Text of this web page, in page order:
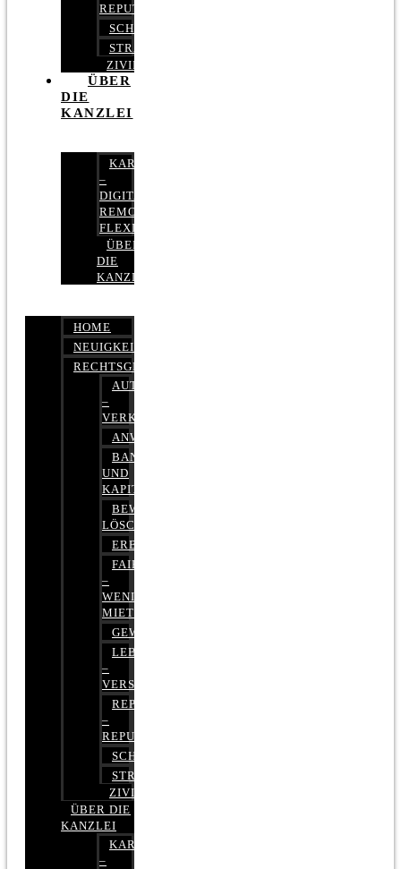
REPUTATIONSMANAGEMENT
SCHUFARECHT
STRAFRECHT
ZIVILRECHT
ÜBER
DIE
KANZLEI
KARRIERE
–
DIGITAL,
REMOTE,
FLEXIBEL
ÜBER
DIE
KANZLEI
HOME
NEUIGKEITEN
RECHTSGEBIETE
AUTOBETRUG
–
VERKEHRSRECHT
ANWALTSHAFTUNGSRECHT
BANK-
UND
KAPITALMARKTRECHT
BEWERTUNGEN
LÖSCHEN
ERBRECHT
FAIRMIETEN
–
WENIGER
MIETE
GEWERBERECHT
LEBENSVERSICHERUNG
–
VERSICHERUNGSRECHT
REPUTATIONSRECHT
–
REPUTATIONSMANAGEMENT
SCHUFARECHT
STRAFRECHT
ZIVILRECHT
ÜBER DIE
KANZLEI
KARRIERE
–